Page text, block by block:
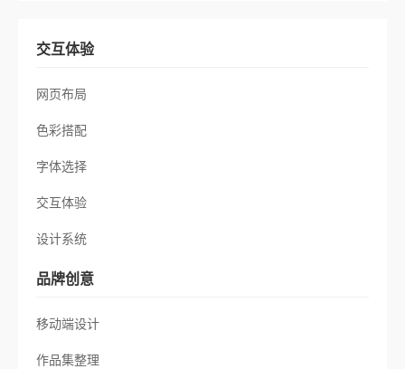
交互体验
网页布局
色彩搭配
字体选择
交互体验
设计系统
品牌创意
移动端设计
作品集整理